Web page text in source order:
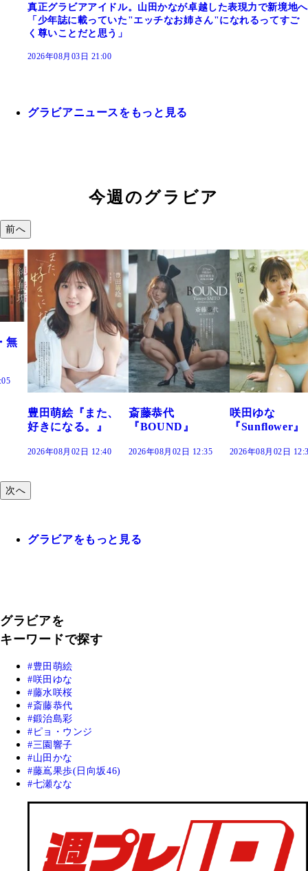
真正グラビアアイドル。山田かなが卓越した表現力で新境地へ
「少年誌に載っていた"エッチなお姉さん"になれるってすご
く尊いことだと思う」
2026年08月03日 21:00
グラビアニュースをもっと見る
今週のグラビア
前へ
斎藤恭代
『BOUND』
2026年08月02日 12:35
咲田ゆな
『Sunflower』
2026年08月02日 12:30
藤水咲桜『花
だまり』
2026年08月02日
次へ
グラビアをもっと見る
グラビアを
キーワードで探す
豊田萌絵
咲田ゆな
藤水咲桜
斎藤恭代
鍛治島彩
ピョ・ウンジ
三園響子
山田かな
藤嶌果歩(日向坂46)
七瀬なな